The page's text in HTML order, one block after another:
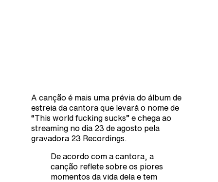
A canção é mais uma prévia do álbum de
estreia da cantora que levará o nome de
“This world fucking sucks” e chega ao
streaming no dia 23 de agosto pela
gravadora 23 Recordings.
De acordo com a cantora, a
canção reflete sobre os piores
momentos da vida dela e tem